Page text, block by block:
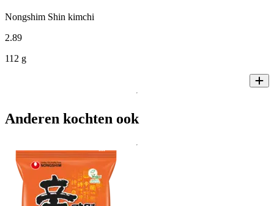
Nongshim Shin kimchi
2.89
112 g
Anderen kochten ook